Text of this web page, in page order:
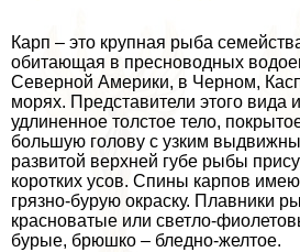
Карп – это крупная рыба
обитающая в пресноводных
Северной Америки, в Черном,
морях. Представители этого вида
удлиненное толстое тело,
большую голову с узким
развитой верхней губе рыбы
коротких усов. Спины карпов
грязно-бурую окраску. Плавники
красноватые или светло-
бурые, брюшко – бледно-желтое.